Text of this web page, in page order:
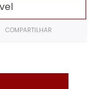
COMPARTILHAR